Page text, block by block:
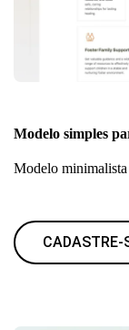
Modelo simples
Modelo minimalista
CADASTRE-